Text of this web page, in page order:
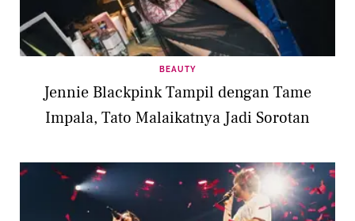
BEAUTY
Jennie Blackpink Tampil dengan Tame
Impala, Tato Malaikatnya Jadi Sorotan